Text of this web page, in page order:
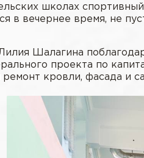
школах
в вечернее время, не
Шалагина
проекта по
кровли, фасада и